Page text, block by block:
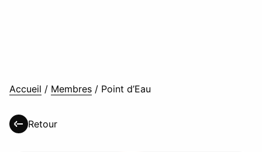
Accueil / Membres / Point d’Eau
Retour